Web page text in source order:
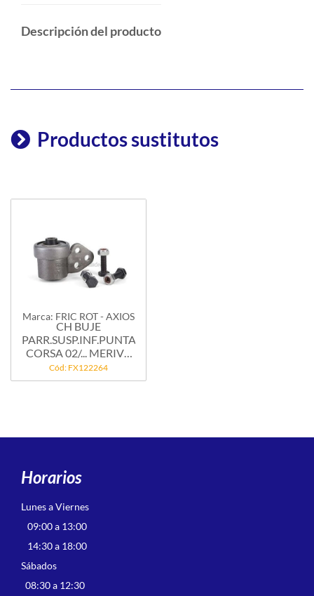
Descripción del producto
Productos sustitutos
Marca: FRIC ROT - AXIOS
CH BUJE
PARR.SUSP.INF.PUNTA
CORSA 02/... MERIVA
-...
Cód: FX122264
Horarios
Lunes a Viernes
09:00 a 13:00
14:30 a 18:00
Sábados
08:30 a 12:30